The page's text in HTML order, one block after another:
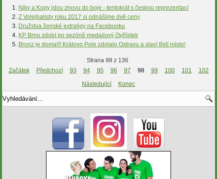
Niky a Kopy jdou znovu do boje - tentokrát s českou reprezentací
Z Volejbalisty roku 2017 si odnášíme dvě ceny
Družstva ženské extraligy na Facebooku
KP Brno zdobí po sezóně medailový čtyřlístek
Bronz je doma!!! Královo Pole zdolalo Ostravu a slaví třetí místo!
Strana 98 z 136
Začátek
Předchozí 93 94 95 96 97 98 99 100 101
102
Následující
Konec